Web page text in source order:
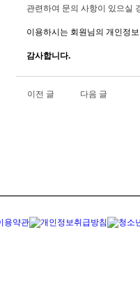
관련하여 문의 사항이 있으실
이용하시는 회원님의 개인정
감사합니다.
이전 글 다음 글